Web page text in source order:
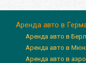
Аренда авто в
Аренда авто в
Аренда авто в
Аренда авто в